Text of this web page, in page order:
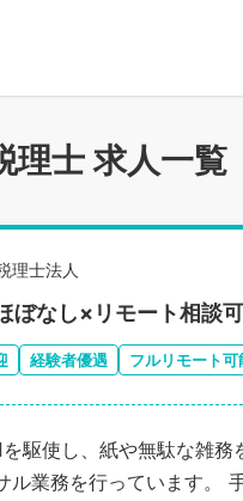
理士 求人一覧
理士法人
ぼなし×リモート相談
経験者優遇 フルリモート可
駆使し、紙や無駄な雑務
ル業務を行っています。